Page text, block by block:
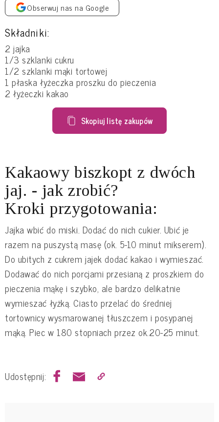
Obserwuj nas na Google
Składniki:
2 jajka
1/3 szklanki cukru
1/2 szklanki mąki tortowej
1 płaska łyżeczka proszku do pieczenia
2 łyżeczki kakao
Skopiuj listę zakupów
Kakaowy biszkopt z dwóch
jaj. - jak zrobić?
Kroki przygotowania:
Jajka wbić do miski. Dodać do nich cukier. Ubić je
razem na puszystą masę (ok. 5-10 minut mikserem).
Do ubitych z cukrem jajek dodać kakao i wymieszać.
Dodawać do nich porcjami przesianą z proszkiem do
pieczenia mąkę i szybko, ale bardzo delikatnie
wymieszać łyżką. Ciasto przelać do średniej
tortownicy wysmarowanej tłuszczem i posypanej
mąką. Piec w 180 stopniach przez ok.20-25 minut.
Udostępnij: